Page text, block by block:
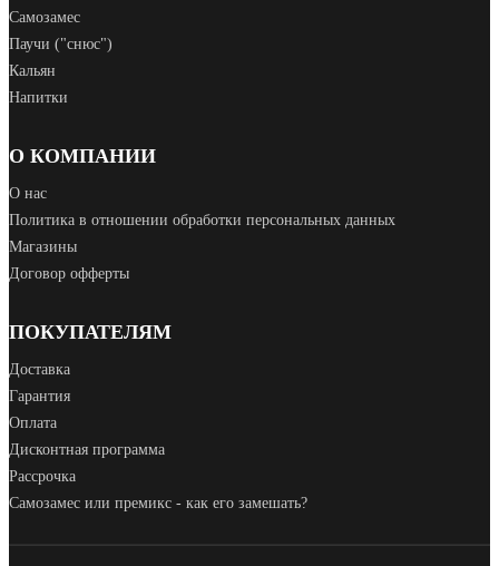
Самозамес
Паучи ("снюс")
Кальян
Напитки
О КОМПАНИИ
О нас
Политика в отношении обработки персональных данных
Магазины
Договор офферты
ПОКУПАТЕЛЯМ
Доставка
Гарантия
Оплата
Дисконтная программа
Рассрочка
Самозамес или премикс - как его замешать?